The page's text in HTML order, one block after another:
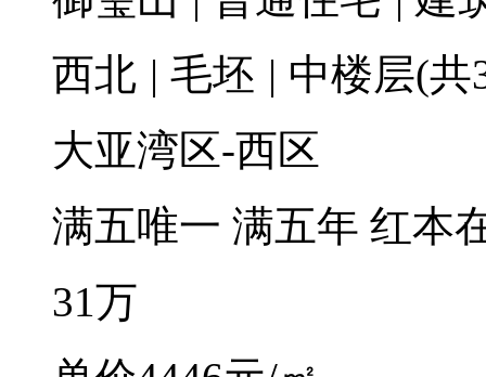
西北 | 毛坯 | 中楼层(
大亚湾区-西区
满五唯一 满五年 红本
31万